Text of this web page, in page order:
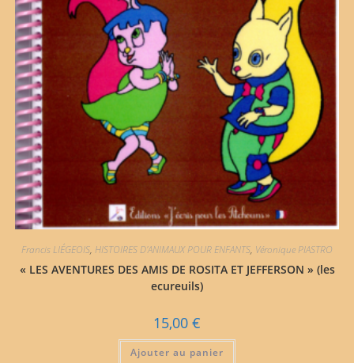
Francis LIÉGEOIS, HISTOIRES D'ANIMAUX POUR ENFANTS, Véronique PIASTRO
« LES AVENTURES DES AMIS DE ROSITA ET JEFFERSON » (les
ecureuils)
15,00 €
Ajouter au panier